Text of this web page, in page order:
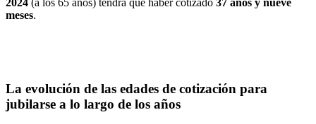
2024 (a los 65 años) tendrá que haber cotizado 37 años y nueve
meses.
La evolución de las edades de cotización para
jubilarse a lo largo de los años